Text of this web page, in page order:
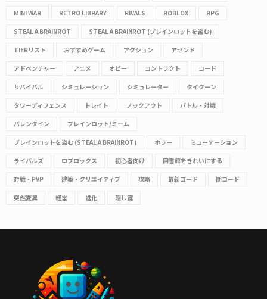
MINI WAR RETRO LIBRARY RIVALS ROBLOX RPG
STEAL A BRAINROT STEAL A BRAINROT (ブレインロットを盗む)
TIERリスト おすすめゲーム アクション アセンド
アドベンチャー アニメ オビー コントラクト コード
サバイバル シミュレーション シミュレーター タイクーン
タワーディフェンス トレイト ノックアウト バトル・対戦
バレンタイン ブレインロット/ミーム
ブレインロットを盗む (STEAL A BRAINROT) ホラー ミューテーション
ライバルズ ロブロックス 初心者向け 図書館をきれいにする
対戦・PVP 建築・クリエイティブ 攻略 最新コード 棚コード
突然変異 経営 進化 隠し鍵